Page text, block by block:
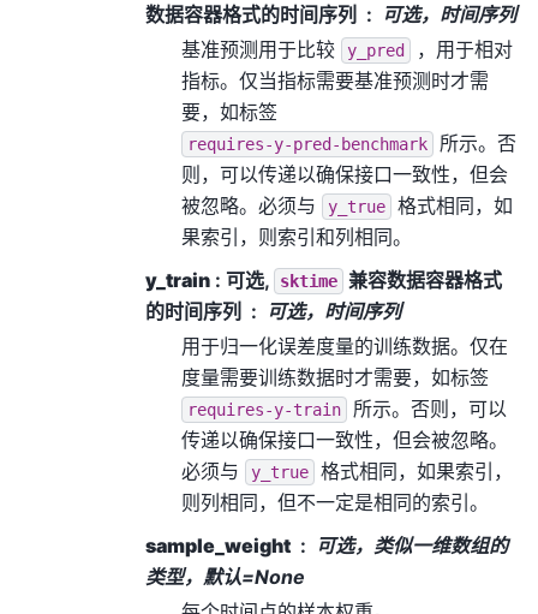
数据容器格式的时间序列
可选，时间序列
基准预测用于比较
y_pred
，用于相对
指标。仅当指标需要基准预测时才需
要，如标签
requires-y-pred-benchmark
所示。否
则，可以传递以确保接口一致性，但会
被忽略。必须与
y_true
格式相同，如
果索引，则索引和列相同。
y_train: 可选, sktime 兼容数据容器格式
的时间序列
可选，时间序列
用于归一化误差度量的训练数据。仅在
度量需要训练数据时才需要，如标签
requires-y-train
所示。否则，可以
传递以确保接口一致性，但会被忽略。
必须与
y_true
格式相同，如果索引，
则列相同，但不一定是相同的索引。
sample_weight
可选，类似一维数组的
类型，默认=None